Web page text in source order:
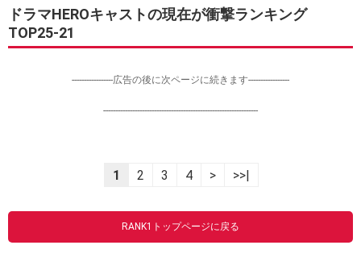
ドラマHEROキャストの現在が衝撃ランキング
TOP25-21
-----------------広告の後に次ページに続きます-----------------
----------------------------------------------------------------
1 2 3 4 > >>|
RANK1トップページに戻る